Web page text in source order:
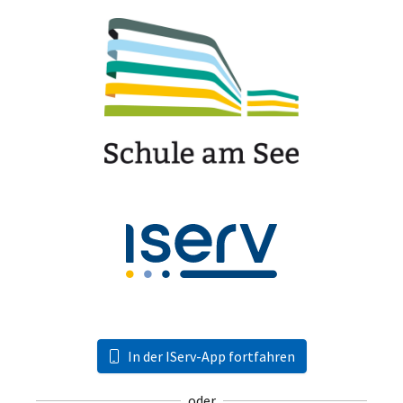
In der IServ-App fortfahren